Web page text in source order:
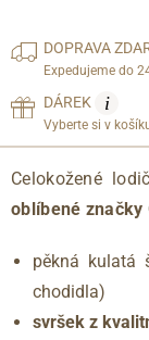
DOPRAVA
Expedujeme do
DÁREK i
Vyberte si v
Celokožené
oblíbené značky
pěkná kulatá
chodidla)
svršek z